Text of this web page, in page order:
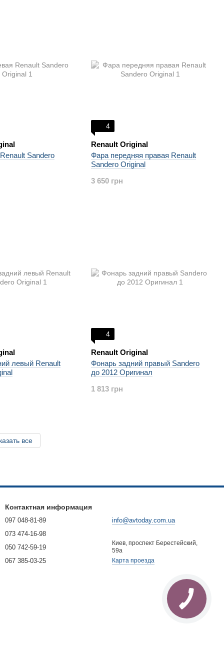
Sandero
4
Renault Original
Фара передняя правая Renault
Sandero Original
3 650 грн
левый Renault
4
Renault Original
Фонарь задний правый Sandero
до 2012 Оригинал
1 813 грн
все
Контактная информация
097 048-81-89
073 474-16-98
050 742-59-19
067 385-03-25
info@avtoday.com.ua
Киев, проспект Берестейский,
59а
Карта проезда